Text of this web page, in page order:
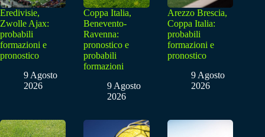
Eredivisie,
Zwolle Ajax:
probabili
formazioni e
pronostico
9 Agosto
2026
Coppa Italia,
Benevento-
Ravenna:
pronostico e
probabili
formazioni
9 Agosto
2026
Arezzo Brescia,
Coppa Italia:
probabili
formazioni e
pronostico
9 Agosto
2026